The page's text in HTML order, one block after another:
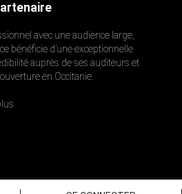
avec une audience large,
bénéficie d’une exceptionnelle
auprès de ses auditeurs et
en Occitanie.